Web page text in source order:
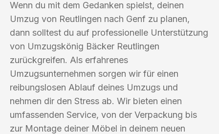
Wenn du mit dem Gedanken spielst, deinen
Umzug von Reutlingen nach Genf zu planen,
dann solltest du auf professionelle Unterstützung
von Umzugskönig Bäcker Reutlingen
zurückgreifen. Als erfahrenes
Umzugsunternehmen sorgen wir für einen
reibungslosen Ablauf deines Umzugs und
nehmen dir den Stress ab. Wir bieten einen
umfassenden Service, von der Verpackung bis
zur Montage deiner Möbel in deinem neuen